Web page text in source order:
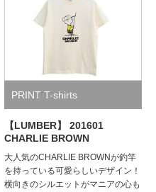
PRINT T-shirts
【LUMBER】 201601
CHARLIE BROWN
大人気のCHARLIE BROWNが釣竿
を持っている可愛らしいデザイン！
横向きのシルエットがマニアの心も